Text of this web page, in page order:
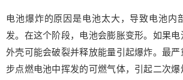
电池爆炸的原因是电池太大，导致电池内
发。在这个阶段，电池会膨胀变形。如果电
外壳可能会破裂并释放能量引起爆炸。最
步点燃电池中挥发的可燃气体，引起二次